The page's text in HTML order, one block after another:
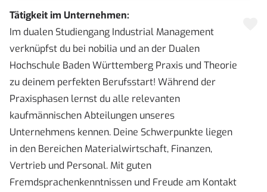
Tätigkeit im Unternehmen:
Im dualen Studiengang Industrial Management
verknüpfst du bei nobilia und an der Dualen
Hochschule Baden Württemberg Praxis und Theorie
zu deinem perfekten Berufsstart! Während der
Praxisphasen lernst du alle relevanten
kaufmännischen Abteilungen unseres
Unternehmens kennen. Deine Schwerpunkte liegen
in den Bereichen Materialwirtschaft, Finanzen,
Vertrieb und Personal. Mit guten
Fremdsprachenkenntnissen und Freude am Kontakt